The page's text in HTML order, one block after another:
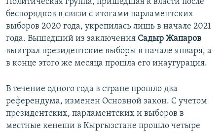
беспорядков в связи с итогами парламентских
выборов 2020 года, укрепилась лишь в начале 2021
года. Вышедший из заключения Садыр Жапаров
выиграл президентские выборы в начале января, а
в конце этого же месяца прошла его инаугурация.
В течение одного года в стране прошло два
референдума, изменен Основной закон. С учетом
президентских, парламентских и выборов в
местные кенеши в Кыргызстане прошло четыре